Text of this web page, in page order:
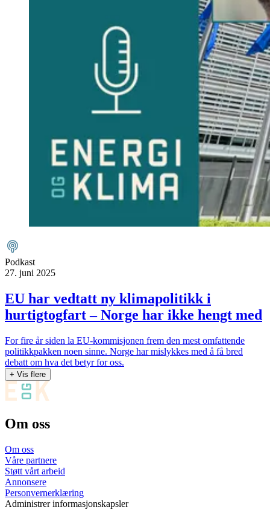
Podkast
27. juni 2025
EU har vedtatt ny klimapolitikk i
hurtigtogfart – Norge har ikke hengt med
For fire år siden la EU-kommisjonen frem den mest omfattende
politikkpakken noen sinne. Norge har mislykkes med å få bred
debatt om hva det betyr for oss.
+ Vis flere
Om oss
Om oss
Våre partnere
Støtt vårt arbeid
Annonsere
Personvernerklæring
Administrer informasjonskapsler